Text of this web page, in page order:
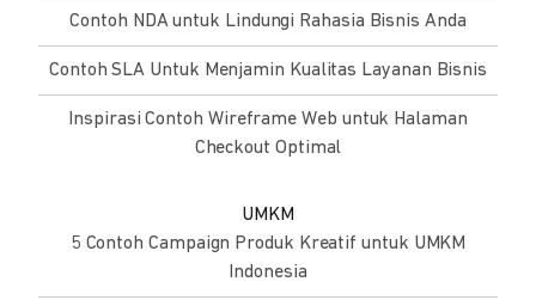
Contoh NDA untuk Lindungi Rahasia Bisnis Anda
Contoh SLA Untuk Menjamin Kualitas Layanan Bisnis
Inspirasi Contoh Wireframe Web untuk Halaman
Checkout Optimal
UMKM
5 Contoh Campaign Produk Kreatif untuk UMKM
Indonesia